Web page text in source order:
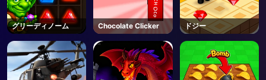
グリーディノーム Chocolate Clicker ドジー